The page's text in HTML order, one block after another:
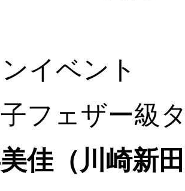
イベント
子フェザー級
佳（川崎新